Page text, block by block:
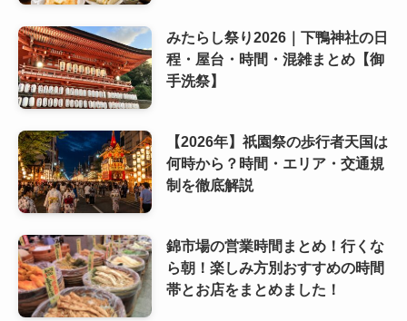
みたらし祭り2026｜下鴨神社の日
程・屋台・時間・混雑まとめ【御
手洗祭】
【2026年】祇園祭の歩行者天国は
何時から？時間・エリア・交通規
制を徹底解説
錦市場の営業時間まとめ！行くな
ら朝！楽しみ方別おすすめの時間
帯とお店をまとめました！